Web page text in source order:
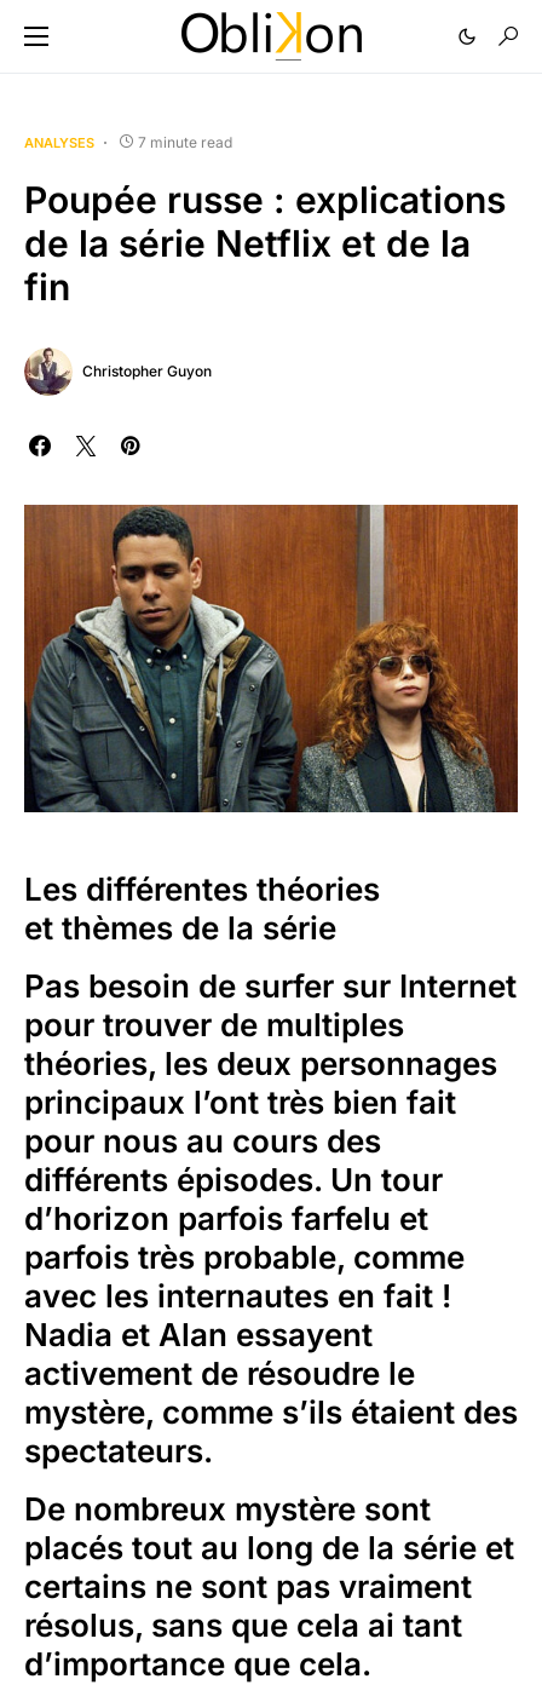
ANALYSES 7 minute read
Poupée russe : explications
de la série Netflix et de la
fin
Christopher Guyon
Les différentes théories
et thèmes de la série
Pas besoin de surfer sur Internet
pour trouver de multiples
théories, les deux personnages
principaux l’ont très bien fait
pour nous au cours des
différents épisodes. Un tour
d’horizon parfois farfelu et
parfois très probable, comme
avec les internautes en fait !
Nadia et Alan essayent
activement de résoudre le
mystère, comme s’ils étaient des
spectateurs.
De nombreux mystère sont
placés tout au long de la série et
certains ne sont pas vraiment
résolus, sans que cela ai tant
d’importance que cela.